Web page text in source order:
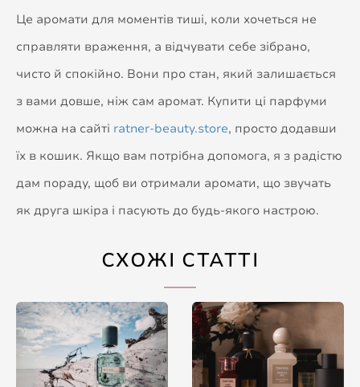
Це аромати для моментів тиші, коли хочеться не
справляти враження, а відчувати себе зібрано,
чисто й спокійно. Вони про стан, який залишається
з вами довше, ніж сам аромат. Купити ці парфуми
можна на сайті ratner-beauty.store, просто додавши
їх в кошик. Якщо вам потрібна допомога, я з радістю
дам пораду, щоб ви отримали ​​аромати, що звучать
як друга шкіра і пасують до будь-якого настрою.
СХОЖІ СТАТТІ